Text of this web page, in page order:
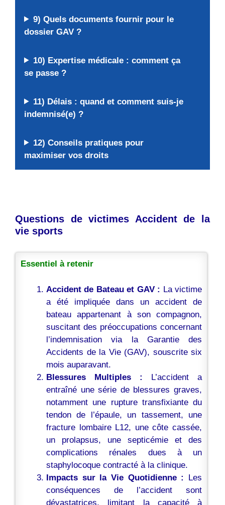
9) Quels documents fournir pour le
dossier GAV ?
10) Expertise médicale : comment ça
se passe ?
11) Délais : quand et comment suis-je
indemnisé(e) ?
12) Conseils pratiques pour
maximiser vos droits
Questions de victimes Accident de la
vie sports
Essentiel à retenir
Accident de Bateau et GAV : La victime
a été impliquée dans un accident de
bateau appartenant à son compagnon,
suscitant des préoccupations concernant
l’indemnisation via la Garantie des
Accidents de la Vie (GAV), souscrite six
mois auparavant.
Blessures Multiples :
L’accident a
entraîné une série de blessures graves,
notamment une rupture transfixiante du
tendon de l’épaule, un tassement, une
fracture lombaire L12, une côte cassée,
un prolapsus, une septicémie et des
complications rénales dues à un
staphylocoque contracté à la clinique.
Impacts sur la Vie Quotidienne :
Les
conséquences de l’accident sont
dévastatrices, limitant la capacité à